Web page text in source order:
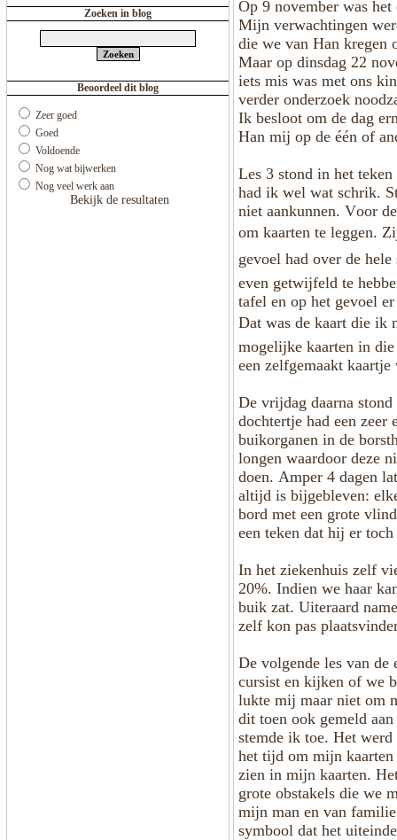
Zoeken in blog
Beoordeel dit blog
Zeer goed
Goed
Voldoende
Nog wat bijwerken
Nog veel werk aan
Bekijk de resultaten
Op 9 november was
Mijn verwachtingen
die we van Han kregen
Maar op dinsdag 22
iets mis was met ons
verder onderzoek
Ik besloot om de dag
Han mij op de één of
Les 3 stond in het
had ik wel wat schrik.
niet aankunnen. Voor
om kaarten te leggen.
gevoel had over de
even getwijfeld te
tafel en op het gevoel
Dat was de kaart die ik
mogelijke kaarten in
een zelfgemaakt
De vrijdag daarna
dochtertje had een
buikorganen in de
longen waardoor deze
doen. Amper 4 dagen
altijd is bijgebleven:
bord met een grote
een teken dat hij er
In het ziekenhuis zelf
20%. Indien we haar
buik zat. Uiteraard
zelf kon pas
De volgende les van de
cursist en kijken of we
lukte mij maar niet om
dit toen ook gemeld
stemde ik toe. Het
het tijd om mijn kaarten
zien in mijn kaarten.
grote obstakels die we
mijn man en van
symbool dat het